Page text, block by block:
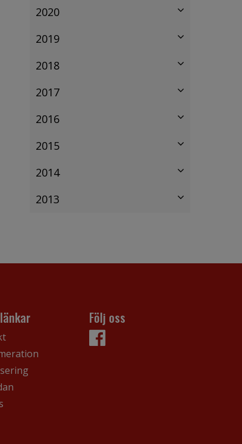
2020
2019
2018
2017
2016
2015
2014
2013
Följ oss